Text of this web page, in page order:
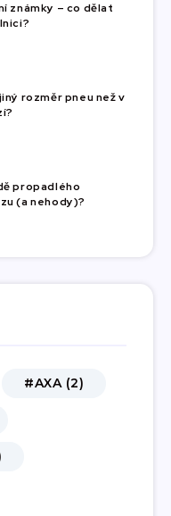
známky – co dělat
rozměr pneu než v
propadlého
(a nehody)?
#AXA (2)